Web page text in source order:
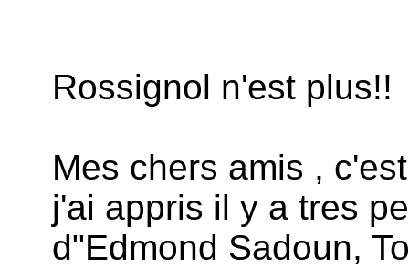
Rossignol n'est plus!!
Mes chers amis ,
j'ai appris il y a tres
d"Edmond Sadoun,